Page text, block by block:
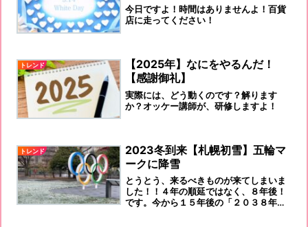
今日ですよ！時間はありませんよ！百貨
店に走ってください！
トレンド
【2025年】なにをやるんだ！
【感謝御礼】
実際には、どう動くのです？解ります
か？オッケー講師が、研修しますよ！
トレンド
2023冬到来【札幌初雪】五輪マ
ークに降雪
とうとう、来るべきものが来てしまいま
した！！４年の順延ではなく、８年後！
です。今から１５年後の「２０３８年」